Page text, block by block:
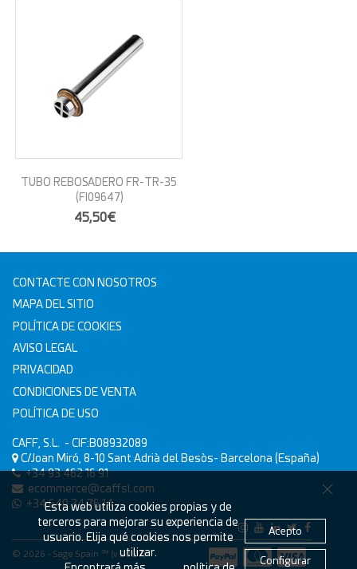
TUBO REBOSADERO FR-TR-35
(FI09647)
45,50€
CONTACTE CON NOSOTROS
MAPA DEL SITIO
POLÍTICA DE COOKIES
AVISO LEGAL
PRIVACIDAD
CONDICIONES DE VENTA
POLÍTICA DE USO
CAFF, S.L. - CIF:B08932089
C/Joan Miró, 8-10 Sant Adrià del Besòs- Barcelona (España)
+34 93 462 16 91
ecommerce@caffsl.com
+34 640 34 76 14
© 2026 - Sage Spain ™ (v.20.27)
Esta web utiliza cookies propias y de
terceros para mejorar su experiencia de
usuario. Elija qué cookies nos permite
utilizar.
Acepto
Configurar